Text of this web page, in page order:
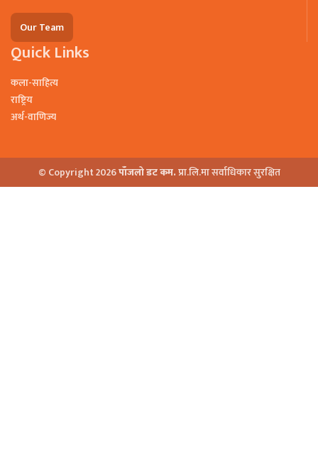
Our Team
Quick Links
कला-साहित्य
राष्ट्रिय
अर्थ-वाणिज्य
© Copyright 2026पाँजलो डट कम.प्रा.लि.मा सर्वाधिकार सुरक्षित